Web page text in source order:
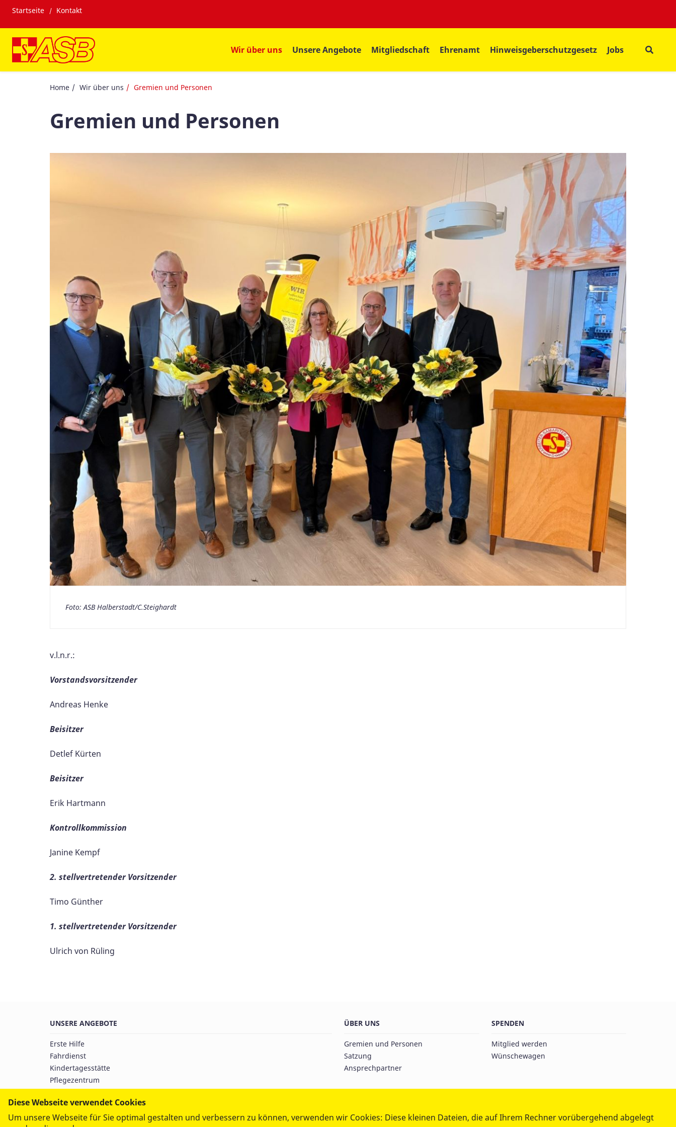
Startseite Kontakt
Wir über uns Unsere Angebote Mitgliedschaft Ehrenamt Hinweisgeberschutzgesetz Jobs
Home Wir über uns Gremien und Personen
Gremien und Personen
Foto: ASB Halberstadt/C.Steighardt
v.l.n.r.:
Vorstandsvorsitzender
Andreas Henke
Beisitzer
Detlef Kürten
Beisitzer
Erik Hartmann
Kontrollkommission
Janine Kempf
2. stellvertretender Vorsitzender
Timo Günther
1. stellvertretender Vorsitzender
Ulrich von Rüling
UNSERE ANGEBOTE
Erste Hilfe
Fahrdienst
Kindertagesstätte
Pflegezentrum
Hausnotruf
Suchtbetreuung
Suchtberatung
ÜBER UNS
Gremien und Personen
Satzung
Ansprechpartner
SPENDEN
Mitglied werden
Wünschewagen
Diese Webseite verwendet Cookies
Um unsere Webseite für Sie optimal gestalten und verbessern zu können, verwenden wir Cookies: Diese kleinen Dateien, die auf Ihrem Rechner vorübergehend abgelegt